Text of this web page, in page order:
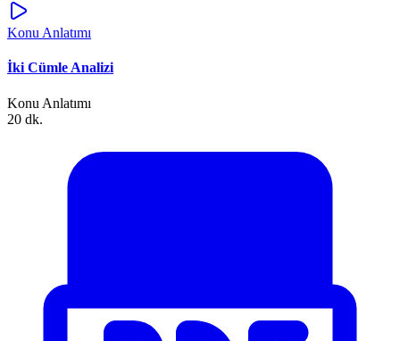
Konu Anlatımı
İki Cümle Analizi
Konu Anlatımı
20 dk.